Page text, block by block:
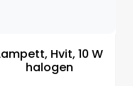
Hvit, 10 W
halogen